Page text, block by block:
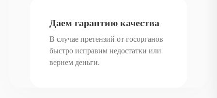
Даем гарантию качества
В случае претензий от госорганов
быстро исправим недостатки или
вернем деньги.